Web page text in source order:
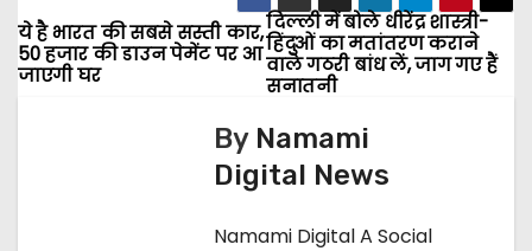
P
o
दिल्ली में बोले धीरेंद्र शास्त्री-
हिंदुओं का मतांतरण कराने
वाले गठरी बांध लें, जाग गए हैं
सनातनी
ये है भारत की सबसे सस्ती कार,
50 हजार की डाउन पेमेंट पर आ
जाएगी घर
By Namami
Digital News
Namami Digital A Social